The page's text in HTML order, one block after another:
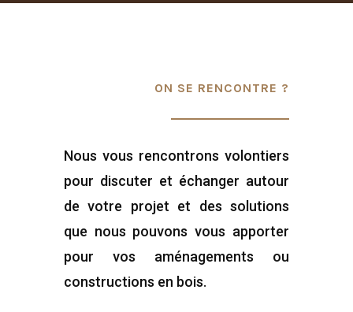
ON SE RENCONTRE ?
Nous vous rencontrons volontiers
pour discuter et échanger autour
de votre projet et des solutions
que nous pouvons vous apporter
pour vos aménagements ou
constructions en bois.